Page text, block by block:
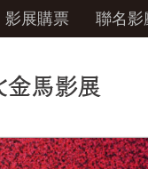
影展購票 聯名影